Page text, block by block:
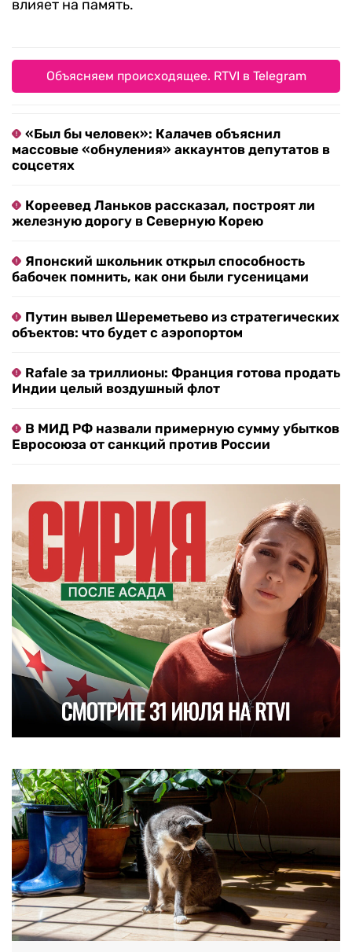
влияет на память.
Объясняем происходящее. RTVI в Telegram
«Был бы человек»: Калачев объяснил
массовые «обнуления» аккаунтов депутатов в
соцсетях
Кореевед Ланьков рассказал, построят ли
железную дорогу в Северную Корею
Японский школьник открыл способность
бабочек помнить, как они были гусеницами
Путин вывел Шереметьево из стратегических
объектов: что будет с аэропортом
Rafale за триллионы: Франция готова продать
Индии целый воздушный флот
В МИД РФ назвали примерную сумму убытков
Евросоюза от санкций против России